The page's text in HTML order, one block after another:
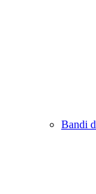
Bandi